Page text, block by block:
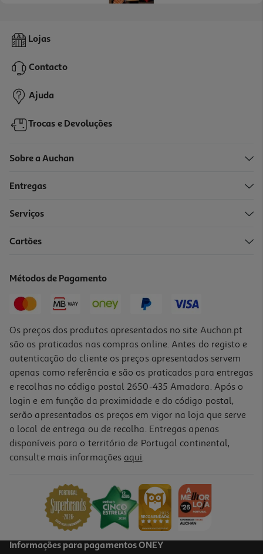
Cafe Expresso Dq Auchan Fortíssimo Maxipack 40un
7,49 €
4.8
Cápsulas Delta Q Aqtivus 8 Pack Xl 40un
15,99 €
Lojas
Contacto
Ajuda
Trocas e Devoluções
Sobre a Auchan
Entregas
Serviços
Cartões
Métodos de Pagamento
Os preços dos produtos apresentados no site Auchan.pt
são os praticados nas compras online. Antes do registo e
autenticação do cliente os preços apresentados servem
apenas como referência e são os praticados para entregas
e recolhas no código postal 2650-435 Amadora. Após o
login e em função da proximidade e do código postal,
serão apresentados os preços em vigor na loja que serve
o local de entrega ou de recolha. Entregas apenas
disponíveis para o território de Portugal continental,
consulte mais informações aqui.
Informações para pagamentos ONEY